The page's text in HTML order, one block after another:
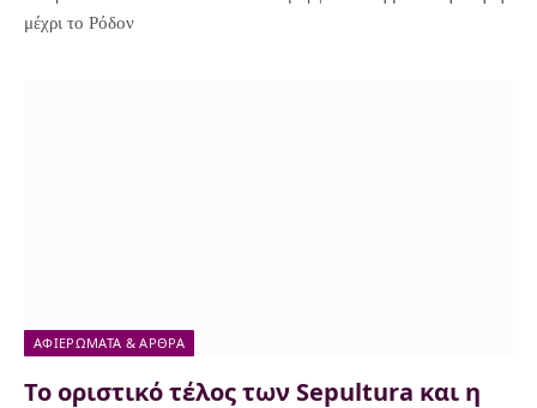
μέχρι το Ρόδον
ΑΦΙΕΡΏΜΑΤΑ & ΆΡΘΡΑ
Το οριστικό τέλος των Sepultura και η